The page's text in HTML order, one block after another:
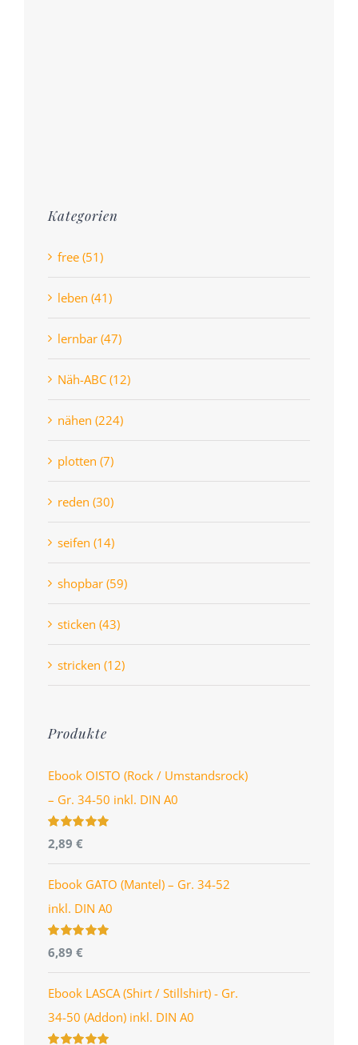
Kategorien
free (51)
leben (41)
lernbar (47)
Näh-ABC (12)
nähen (224)
plotten (7)
reden (30)
seifen (14)
shopbar (59)
sticken (43)
stricken (12)
Produkte
Ebook OISTO (Rock / Umstandsrock)
– Gr. 34-50 inkl. DIN A0
Bewertet
mit4.96
5
2,89 €
Ebook GATO (Mantel) – Gr. 34-52
inkl. DIN A0
Bewertet
mit5.00
5
6,89 €
Ebook LASCA (Shirt / Stillshirt) - Gr.
34-50 (Addon) inkl. DIN A0